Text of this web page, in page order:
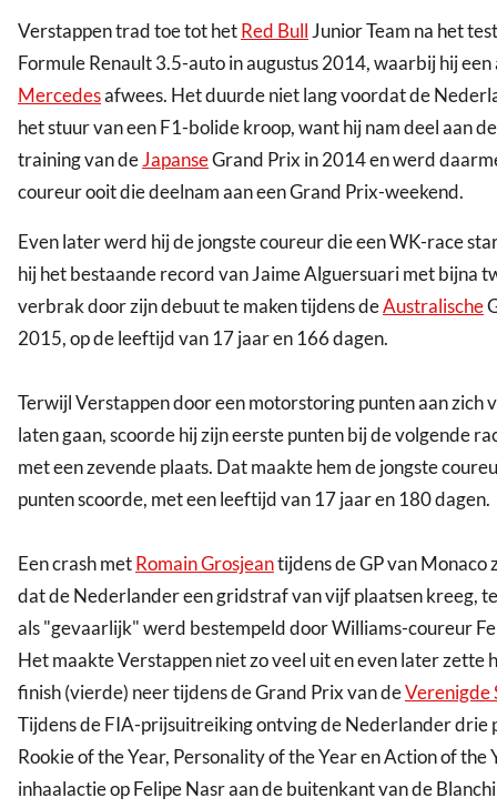
Verstappen trad toe tot hetRed Bull Junior Team na het
Formule Renault 3.5-auto in augustus 2014, waarbij hij een
Mercedesafwees. Het duurde niet lang voordat de
het stuur van een F1-bolide kroop, want hij nam deel aan
training van deJapanseGrand Prix in 2014 en werd
coureur ooit die deelnam aan een Grand Prix-weekend.
Even later werd hij de jongste coureur die een WK-race
hij het bestaande record van Jaime Alguersuari met bijna
verbrak door zijn debuut te maken tijdens deAustralische
2015, op de leeftijd van 17 jaar en 166 dagen.
Terwijl Verstappen door een motorstoring punten aan zich
laten gaan, scoorde hij zijn eerste punten bij de volgende
met een zevende plaats. Dat maakte hem de jongste
punten scoorde, met een leeftijd van 17 jaar en 180 dagen.
Een crash metRomain Grosjeantijdens de GP van Monaco
dat de Nederlander een gridstraf van vijf plaatsen kreeg,
als "gevaarlijk" werd bestempeld door Williams-coureur
Het maakte Verstappen niet zo veel uit en even later zette
finish (vierde) neer tijdens de Grand Prix van deVerenigde
Tijdens de FIA-prijsuitreiking ontving de Nederlander drie
Rookie of the Year, Personality of the Year en Action of the
inhaalactie op Felipe Nasr aan de buitenkant van de